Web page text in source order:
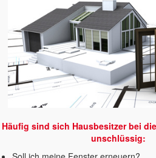
Häufig sind sich Hausbesitzer bei
unschlüssig: